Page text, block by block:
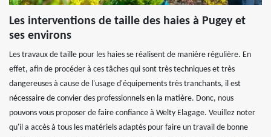
Les interventions de taille des haies à Pugey et
ses environs
Les travaux de taille pour les haies se réalisent de manière régulière. En
effet, afin de procéder à ces tâches qui sont très techniques et très
dangereuses à cause de l'usage d'équipements très tranchants, il est
nécessaire de convier des professionnels en la matière. Donc, nous
pouvons vous proposer de faire confiance à Welty Elagage. Veuillez noter
qu'il a accès à tous les matériels adaptés pour faire un travail de bonne